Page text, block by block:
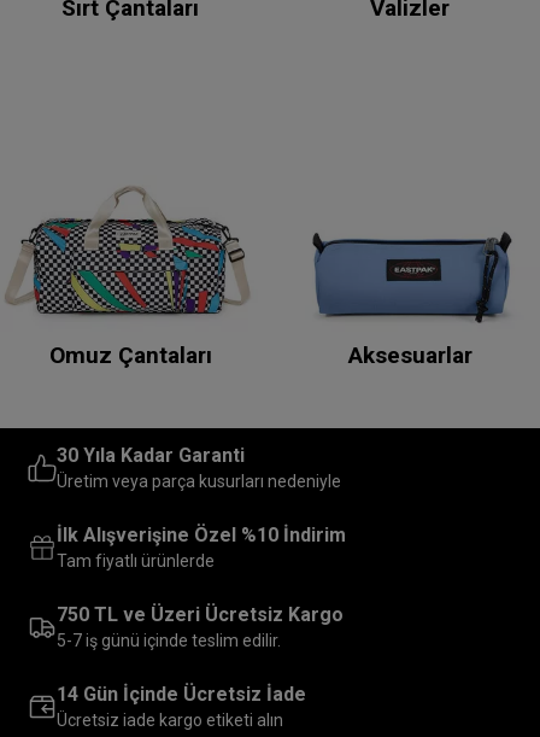
Sırt Çantaları Valizler
Omuz Çantaları Aksesuarlar
30 Yıla Kadar Garanti
Üretim veya parça kusurları nedeniyle
İlk Alışverişine Özel %10 İndirim
Tam fiyatlı ürünlerde
750 TL ve Üzeri Ücretsiz Kargo
5-7 iş günü içinde teslim edilir.
14 Gün İçinde Ücretsiz İade
Ücretsiz iade kargo etiketi alın